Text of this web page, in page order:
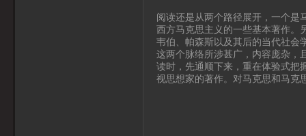
阅读还是从两个路径展开，一个是
西方马克思主义的一些基本著作。
韦伯、帕森斯以及其后的当代社会
这两个脉络所涉甚广，内容庞杂，
读时，先通顺下来，重在体验式把
视思想家的著作。对马克思和马克